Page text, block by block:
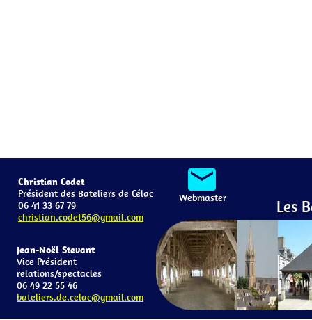
Jean-Noël Stevant
Vice Président
relations/spectacles
06 49 22 55 46
bateliers.de.celac@gmail.com
Christian Codet
Président des Bateliers de Célac
06 41 33 67 79
christian.codet56@gmail.com
Les
Webmaster
mail